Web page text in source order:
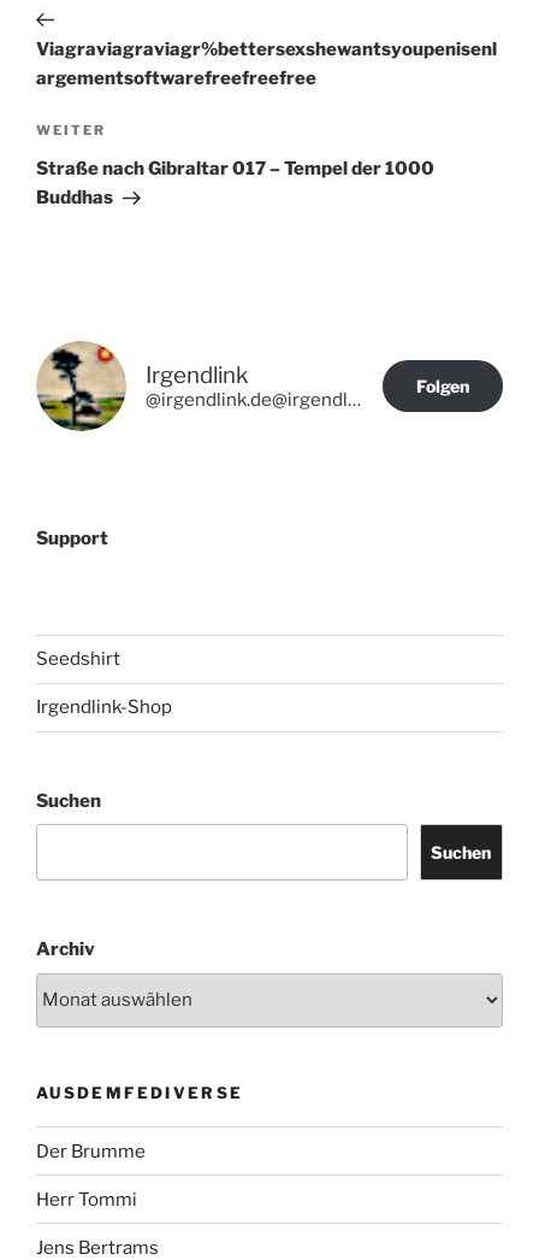
Beitrag
Viagraviagraviagr%bettersexshewantsyoupenisenl
argementsoftwarefreefreefree
Nächster
Beitrag
WEITER
Straße nach Gibraltar 017 – Tempel der 1000
Buddhas
Irgendlink
@irgendlink.de@irgendlink.de
Folgen
Support
Seedshirt
Irgendlink-Shop
Suchen
Suchen
Archiv
AUSDEMFEDIVERSE
Der Brumme
Herr Tommi
Jens Bertrams